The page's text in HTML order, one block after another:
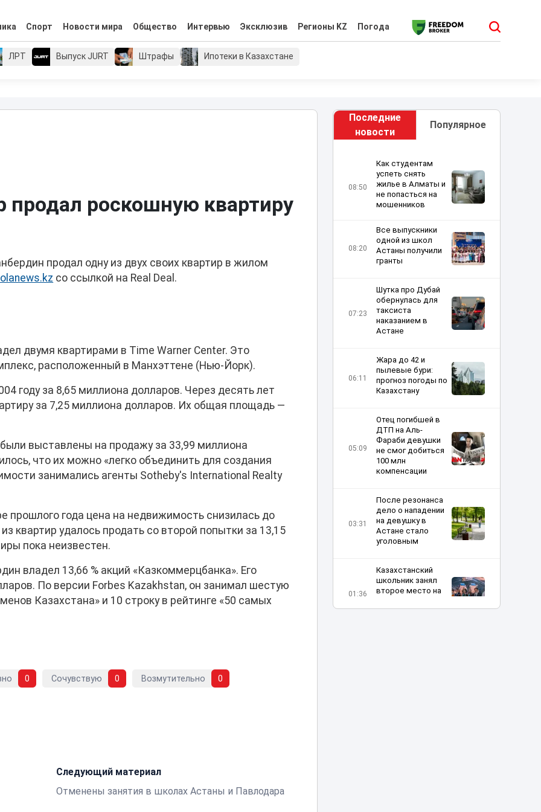
Спорт Новости мира Общество Интервью Эксклюзив Регионы KZ Погода
ЛРТ Выпуск JURT Штрафы Ипотеки в Казахстане
продал роскошную квартиру
продал одну из двух своих квартир в жилом
со ссылкой на Real Deal.
двумя квартирами в Time Warner Center. Это
расположенный в Манхэттене (Нью-Йорк).
году за 8,65 миллиона долларов. Через десять лет
за 7,25 миллиона долларов. Их общая площадь —
выставлены на продажу за 33,99 миллиона
что их можно «легко объединить для создания
занимались агенты Sotheby's International Realty
прошлого года цена на недвижимость снизилась до
квартир удалось продать со второй попытки за 13,15
пока неизвестен.
владел 13,66 % акций «Казкоммерцбанка». Его
По версии Forbes Kazakhstan, он занимал шестую
Казахстана» и 10 строку в рейтинге «50 самых
0 Сочувствую 0 Возмутительно 0
Следующий материал
Отменены занятия в школах Астаны и Павлодара
Последние
новости
Популярное
08:50
Как студентам
успеть снять
жилье в Алматы и
не попасться на
мошенников
08:20
Все выпускники
одной из школ
Астаны получили
гранты
07:23
Шутка про Дубай
обернулась для
таксиста
наказанием в
Астане
06:11
Жара до 42 и
пылевые бури:
прогноз погоды по
Казахстану
05:09
Отец погибшей в
ДТП на Аль-
Фараби девушки
не смог добиться
100 млн
компенсации
03:31
После резонанса
дело о нападении
на девушку в
Астане стало
уголовным
01:36
Казахстанский
школьник занял
второе место на
олимпиаде по ИИ